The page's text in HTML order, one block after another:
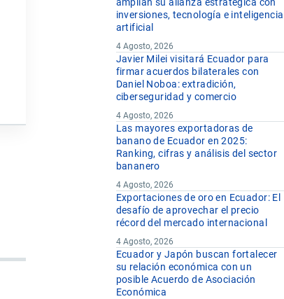
amplían su alianza estratégica con
inversiones, tecnología e inteligencia
artificial
4 Agosto, 2026
Javier Milei visitará Ecuador para
firmar acuerdos bilaterales con
Daniel Noboa: extradición,
ciberseguridad y comercio
4 Agosto, 2026
Las mayores exportadoras de
banano de Ecuador en 2025:
Ranking, cifras y análisis del sector
bananero
4 Agosto, 2026
Exportaciones de oro en Ecuador: El
desafío de aprovechar el precio
récord del mercado internacional
4 Agosto, 2026
Ecuador y Japón buscan fortalecer
su relación económica con un
posible Acuerdo de Asociación
Económica